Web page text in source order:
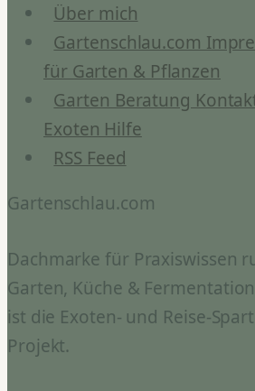
Über mich
Gartenschlau.com
für Garten & Pflanzen
Garten Beratung
Exoten Hilfe
RSS Feed
Gartenschlau.com
Dachmarke für Praxiswissen
Garten, Küche &
ist die Exoten- und Reise-
Projekt.